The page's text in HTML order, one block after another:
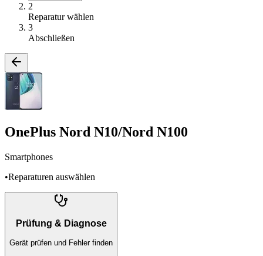
2
Reparatur wählen
3
Abschließen
OnePlus Nord N10/Nord N100
Smartphones
•Reparaturen auswählen
Prüfung & Diagnose
Gerät prüfen und Fehler finden